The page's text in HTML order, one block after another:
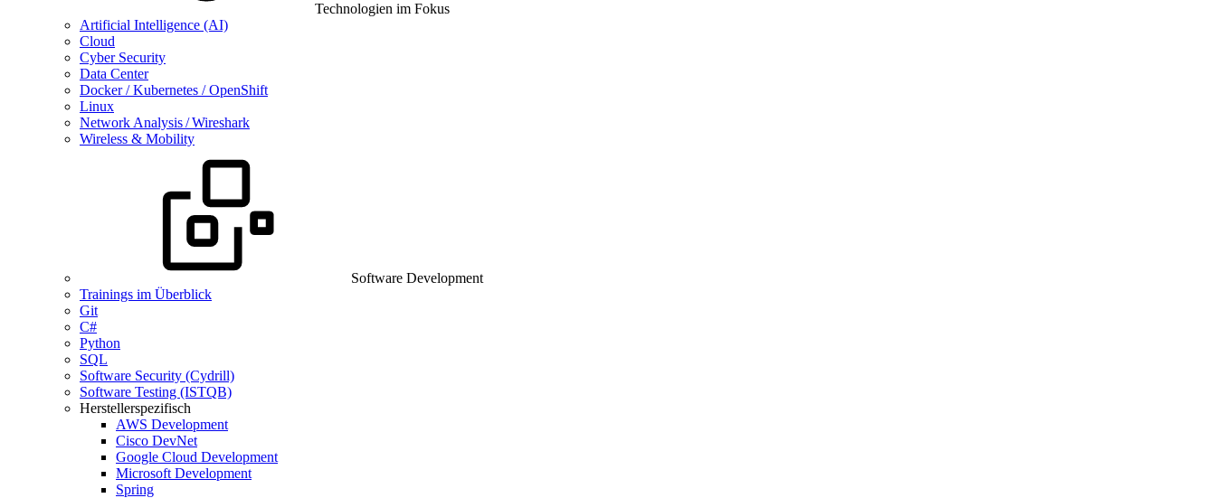
Technologien im Fokus
Artificial Intelligence (AI)
Cloud
Cyber Security
Data Center
Docker / Kubernetes / OpenShift
Linux
Network Analysis / Wireshark
Wireless & Mobility
Software Development
Trainings im Überblick
Git
C#
Python
SQL
Software Security (Cydrill)
Software Testing (ISTQB)
Herstellerspezifisch
AWS Development
Cisco DevNet
Google Cloud Development
Microsoft Development
Spring